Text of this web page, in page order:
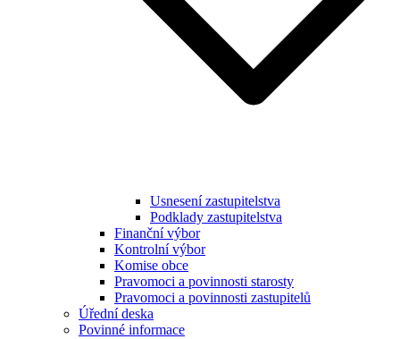
Usnesení zastupitelstva
Podklady zastupitelstva
Finanční výbor
Kontrolní výbor
Komise obce
Pravomoci a povinnosti starosty
Pravomoci a povinnosti zastupitelů
Úřední deska
Povinné informace